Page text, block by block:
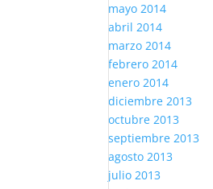
mayo 2014
abril 2014
marzo 2014
febrero 2014
enero 2014
diciembre 2013
octubre 2013
septiembre 2013
agosto 2013
julio 2013